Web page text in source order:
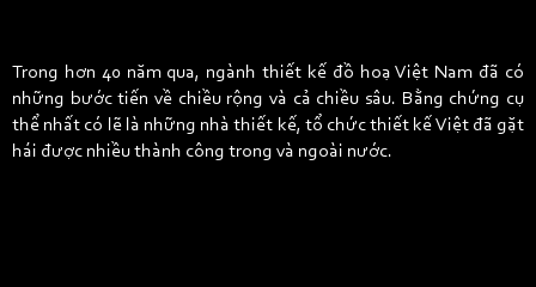
Trong hơn 40 năm qua, ngành thiết kế đồ hoạ Việt Nam đã có
những bước tiến về chiều rộng và cả chiều sâu. Bằng chứng cụ
thể nhất có lẽ là những nhà thiết kế, tổ chức thiết kế Việt đã gặt
hái được nhiều thành công trong và ngoài nước.